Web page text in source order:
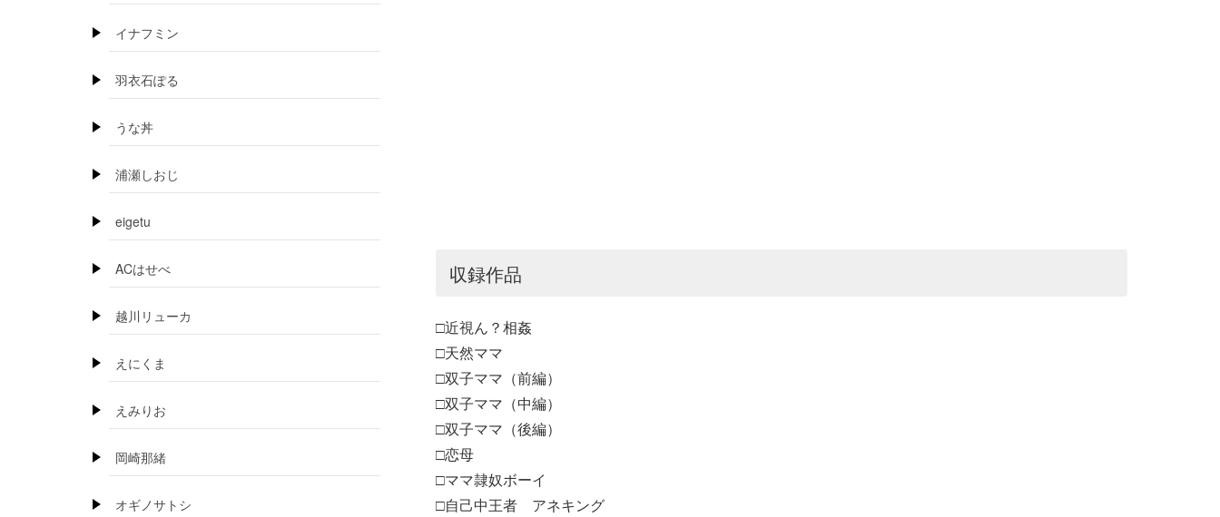
収録作品
□近視ん？相姦
□天然ママ
□双子ママ（前編）
□双子ママ（中編）
□双子ママ（後編）
□恋母
□ママ隷奴ボーイ
□自己中王者 アネキング
イナフミン
羽衣石ぽる
うな丼
浦瀬しおじ
eigetu
ACはせべ
越川リューカ
えにくま
えみりお
岡崎那緒
オギノサトシ